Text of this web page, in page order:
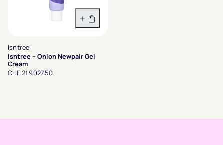
In den Warenkorb
Isntree
Isntree – Onion Newpair Gel
Cream
CHF 21.9027.50